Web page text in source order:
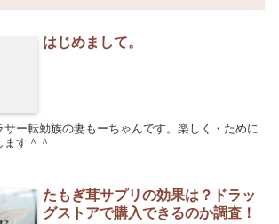
はじめまして。
サー転勤族の妻もーちゃんです。楽しく・ために
す＾＾
たもぎ茸サプリの効果は？ドラッ
グストアで購入できるのか調査！